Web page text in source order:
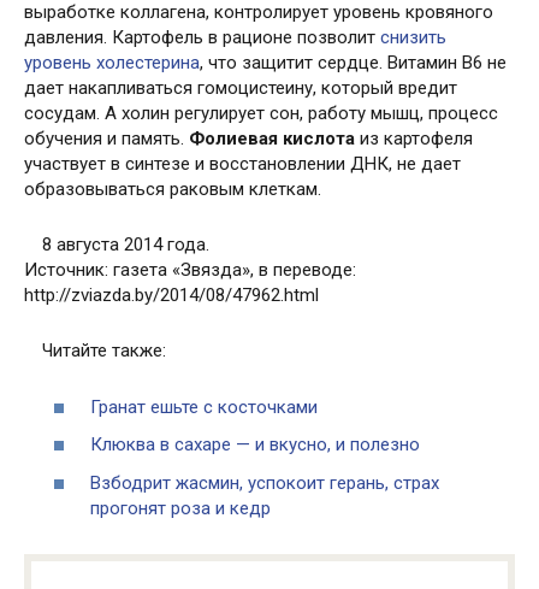
выработке коллагена, контролирует уровень кровяного
давления. Картофель в рационе позволит снизить
уровень холестерина, что защитит сердце. Витамин В6 не
дает накапливаться гомоцистеину, который вредит
сосудам. А холин регулирует сон, работу мышц, процесс
обучения и память. Фолиевая кислота из картофеля
участвует в синтезе и восстановлении ДНК, не дает
образовываться раковым клеткам.
8 августа 2014 года.
Источник: газета «Звязда», в переводе:
http://zviazda.by/2014/08/47962.html
Читайте также:
Гранат ешьте с косточками
Клюква в сахаре — и вкусно, и полезно
Взбодрит жасмин, успокоит герань, страх
прогонят роза и кедр